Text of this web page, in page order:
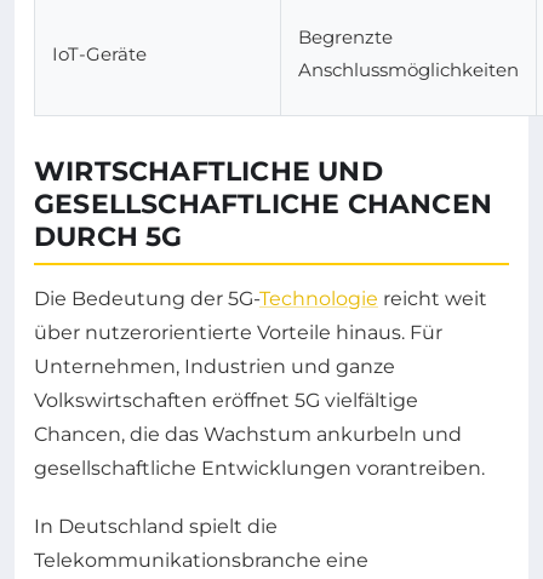
IoT-Geräte
Begrenzte
Anschlussmöglichkeiten
WIRTSCHAFTLICHE UND
GESELLSCHAFTLICHE CHANCEN
DURCH 5G
Die Bedeutung der 5G-Technologie reicht weit
über nutzerorientierte Vorteile hinaus. Für
Unternehmen, Industrien und ganze
Volkswirtschaften eröffnet 5G vielfältige
Chancen, die das Wachstum ankurbeln und
gesellschaftliche Entwicklungen vorantreiben.
In Deutschland spielt die
Telekommunikationsbranche eine